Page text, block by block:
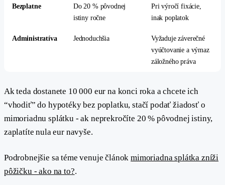
Bezplatne
Do 20 % pôvodnej
istiny ročne
Pri výročí fixácie,
inak poplatok
Administratíva Jednoduchšia
Vyžaduje záverečné
vyúčtovanie a výmaz
záložného práva
Ak teda dostanete 10 000 eur na konci roka a chcete ich
“vhodiť” do hypotéky bez poplatku, stačí podať žiadosť o
mimoriadnu splátku - ak neprekročíte 20 % pôvodnej istiny,
zaplatíte nula eur navyše.
Podrobnejšie sa téme venuje článokmimoriadna splátka zníži
pôžičku - ako na to?.